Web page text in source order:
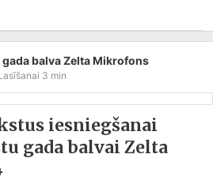
balva Zelta Mikrofons
3 min
iesniegšanai
gada balvai Zelta